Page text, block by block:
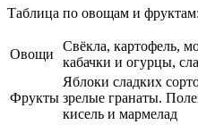
Таблица по овощам и фруктам:
Овощи
Свёкла, картофель,
кабачки и огурцы,
Фрукты
Яблоки сладких
зрелые гранаты.
кисель и мармелад